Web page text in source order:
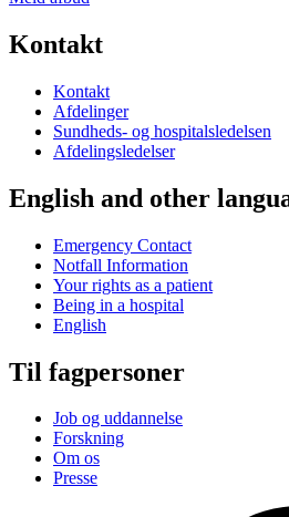
Kontakt
Kontakt
Afdelinger
Sundheds- og hospitalsledelsen
Afdelingsledelser
English and other
Emergency Contact
Notfall Information
Your rights as a patient
Being in a hospital
English
Til fagpersoner
Job og uddannelse
Forskning
Om os
Presse